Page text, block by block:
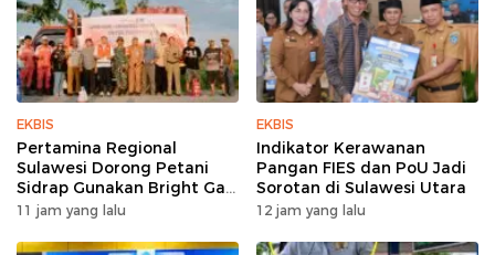
EKBIS
Pertamina Regional
Sulawesi Dorong Petani
Sidrap Gunakan Bright Gas
untuk Pompa Irigasi
11 jam yang lalu
EKBIS
Indikator Kerawanan
Pangan FIES dan PoU Jadi
Sorotan di Sulawesi Utara
12 jam yang lalu